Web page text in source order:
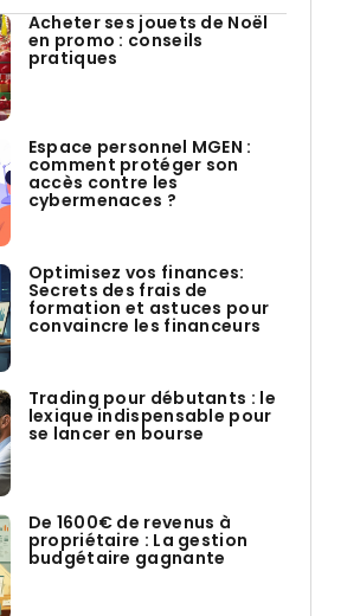
Acheter ses jouets de Noël
en promo : conseils
pratiques
Espace personnel MGEN :
comment protéger son
accès contre les
cybermenaces ?
Optimisez vos finances:
Secrets des frais de
formation et astuces pour
convaincre les financeurs
Trading pour débutants : le
lexique indispensable pour
se lancer en bourse
De 1600€ de revenus à
propriétaire : La gestion
budgétaire gagnante